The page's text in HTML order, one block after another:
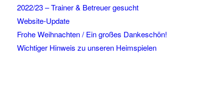
2022/23 – Trainer & Betreuer gesucht
Website-Update
Frohe Weihnachten / Ein großes Dankeschön!
Wichtiger Hinweis zu unseren Heimspielen